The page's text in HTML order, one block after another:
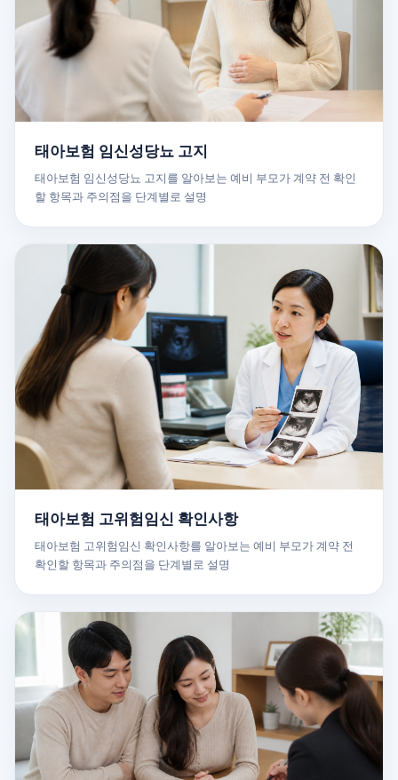
태아보험 임신성당뇨 고지
태아보험 임신성당뇨 고지를 알아보는 예비 부모가 계약 전 확인
할 항목과 주의점을 단계별로 설명
태아보험 고위험임신 확인사항
태아보험 고위험임신 확인사항를 알아보는 예비 부모가 계약 전
확인할 항목과 주의점을 단계별로 설명